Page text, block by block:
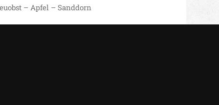
– Apfel – Sanddorn